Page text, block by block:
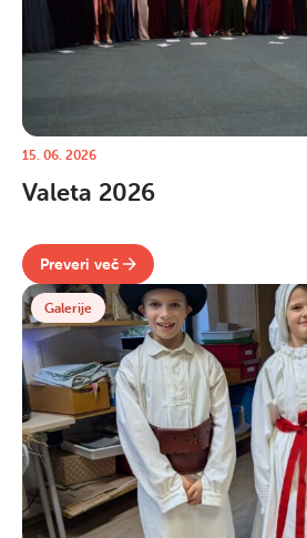
15. 06. 2026
Valeta 2026
Preveri več
Galerije